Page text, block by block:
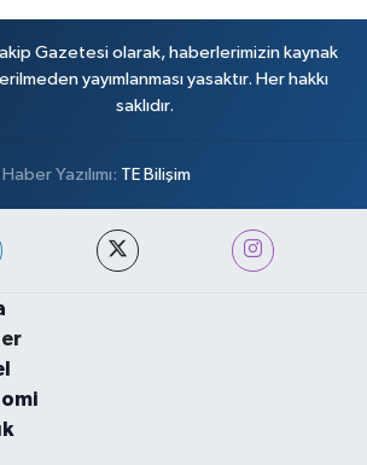
Gazetesi olarak, haberlerimizin kaynak
yayımlanması yasaktır. Her hakkı
saklıdır.
Haber Yazılımı: TE Bilişim